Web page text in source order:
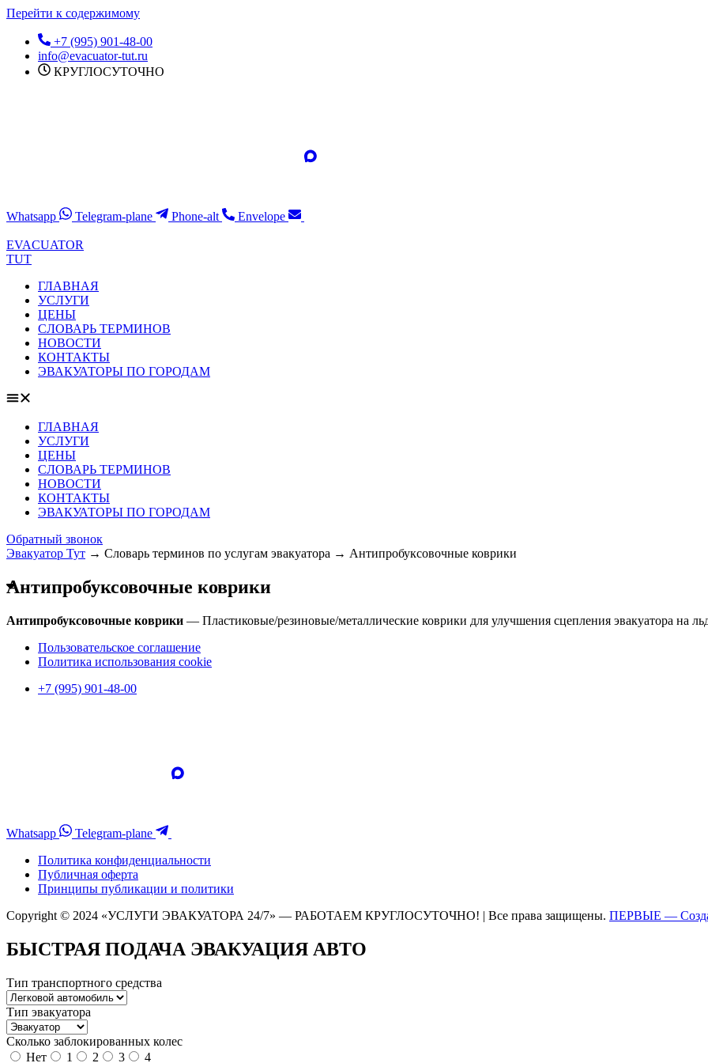
Перейти к содержимому
+7 (995) 901-48-00
info@evacuator-tut.ru
КРУГЛОСУТОЧНО
Whatsapp Telegram-plane Phone-alt Envelope
EVACUATOR
TUT
ГЛАВНАЯ
УСЛУГИ
ЦЕНЫ
СЛОВАРЬ ТЕРМИНОВ
НОВОСТИ
КОНТАКТЫ
ЭВАКУАТОРЫ ПО ГОРОДАМ
ГЛАВНАЯ
УСЛУГИ
ЦЕНЫ
СЛОВАРЬ ТЕРМИНОВ
НОВОСТИ
КОНТАКТЫ
ЭВАКУАТОРЫ ПО ГОРОДАМ
Обратный звонок
Эвакуатор Тут → Словарь терминов по услугам эвакуатора → Антипробуксовочные коврики
Антипробуксовочные коврики
Антипробуксовочные коврики — Пластиковые/резиновые/металлические коврики для улучшения сцепления эвакуатора на
Пользовательское соглашение
Политика использования cookie
+7 (995) 901-48-00
Whatsapp
Telegram-plane
Политика конфиденциальности
Публичная оферта
Принципы публикации и политики
Copyright © 2024 «УСЛУГИ ЭВАКУАТОРА 24/7» — РАБОТАЕМ КРУГЛОСУТОЧНО! | Все права защищены. ПЕРВЫЕ —
БЫСТРАЯ ПОДАЧА ЭВАКУАЦИЯ АВТО
Тип транспортного средства
Тип эвакуатора
Сколько заблокированных колес
Нет
1 2 3 4